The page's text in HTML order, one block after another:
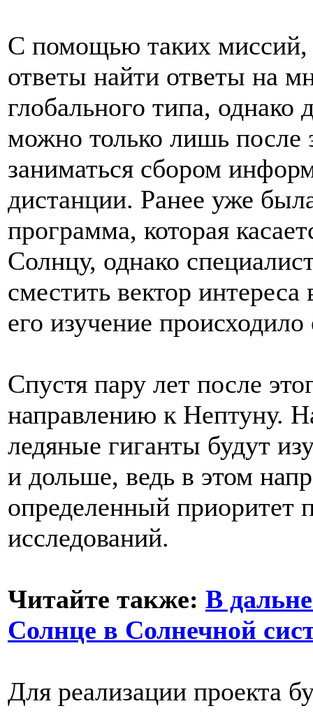
С помощью таких миссий,
ответы найти ответы на
глобального типа, однако
можно только лишь после
заниматься сбором
дистанции. Ранее уже
программа, которая
Солнцу, однако
сместить вектор
его изучение
Спустя пару лет после
направлению к Нептуну.
ледяные гиганты будут
и дольше, ведь в этом
определенный приоритет
исследований.
Читайте также: В
Солнце в Солнечной
Для реализации проекта